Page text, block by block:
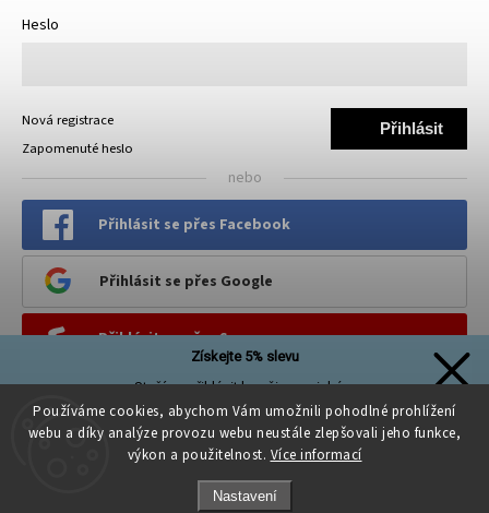
Používáme cookies, abychom Vám umožnili pohodlné prohlížení
webu a díky analýze provozu webu neustále zlepšovali jeho funkce,
výkon a použitelnost. Více informací
Nastavení
Heslo
Přihlásit
Nová registrace
Zapomenuté heslo
nebo
Přihlásit se přes Facebook
Přihlásit se přes Google
Přihlásit se přes Seznam
PINTEREST
Získejte 5% slevu
Stačí se přihlásit k našim novinkám
a sleva na první nákup je Vaše!
Přihlásit se a získat slevu